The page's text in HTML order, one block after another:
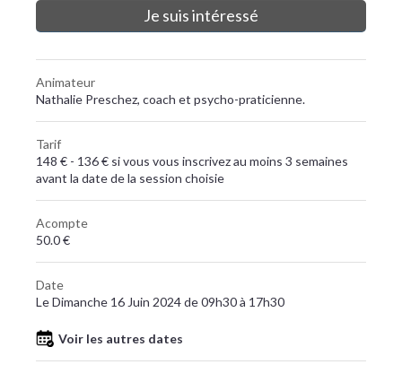
Je suis intéressé
Animateur
Nathalie Preschez, coach et psycho-praticienne.
Tarif
148 € - 136 € si vous vous inscrivez au moins 3 semaines
avant la date de la session choisie
Acompte
50.0 €
Date
Le Dimanche 16 Juin 2024 de 09h30 à 17h30
Voir les autres dates